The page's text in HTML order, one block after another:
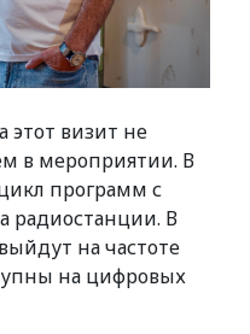
визит не
в мероприятии. В
программ с
радиостанции. В
на частоте
на цифровых